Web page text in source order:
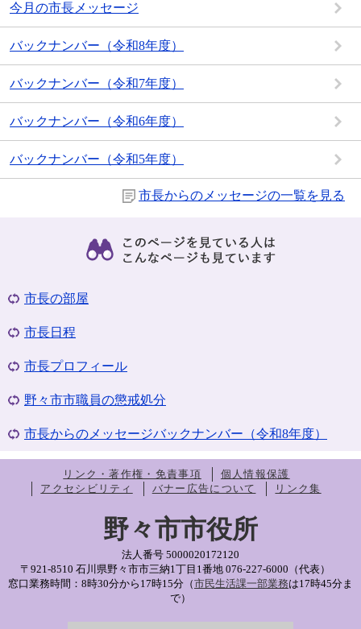
今月の市長メッセージ
バックナンバー（令和8年度）
バックナンバー（令和7年度）
バックナンバー（令和6年度）
バックナンバー（令和5年度）
市長からのメッセージの一覧を見る
市長の部屋
市長日程
市長プロフィール
野々市市職員の懲戒処分
市長からのメッセージバックナンバー（令和8年度）
リンク・著作権・免責事項
個人情報保護
アクセシビリティ
バナー広告について リンク集
野々市市役所
法人番号 5000020172120
〒921-8510 石川県野々市市三納1丁目1番地 076-227-6000（代表）
窓口業務時間：8時30分から17時15分（市民生活課一部業務は17時45分ま
で）